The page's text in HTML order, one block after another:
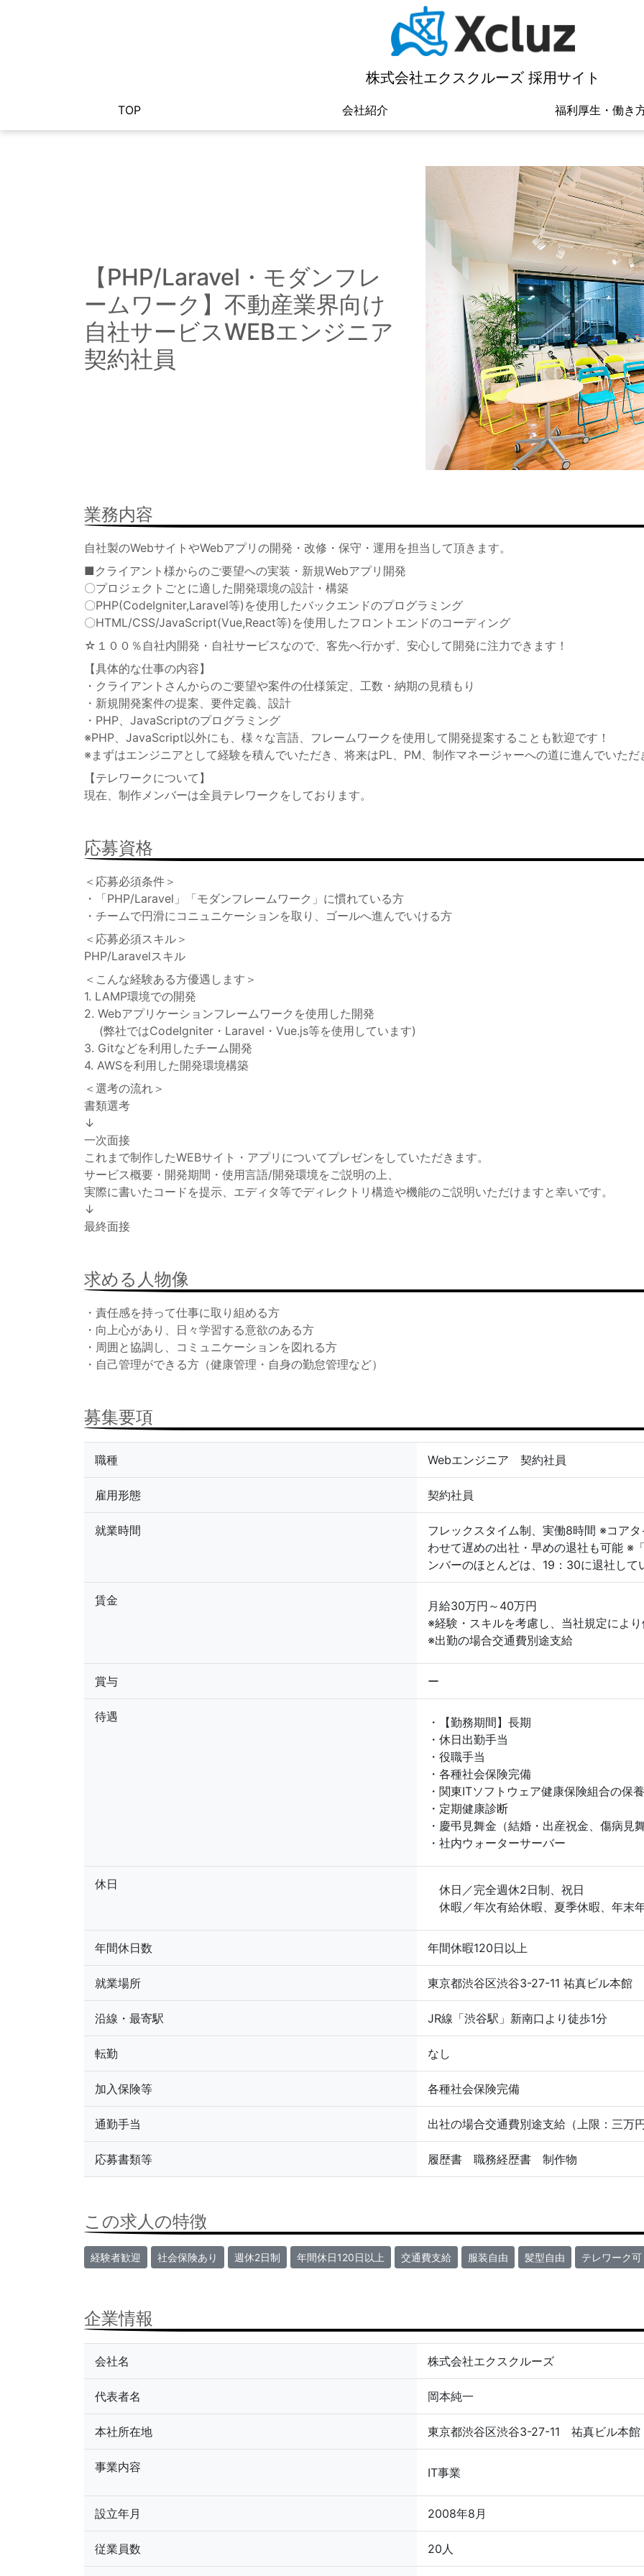
株式会社エクスクルーズ 採用サイト
TOP 会社紹介 福利厚生・働き
【PHP/Laravel・モダンフレ
ームワーク】不動産業界向け
自社サービスWEBエンジニア
契約社員
業務内容
自社製のWebサイトやWebアプリの開発・改修・保守・運用を担当して頂きます。
■クライアント様からのご要望への実装・新規Webアプリ開発
〇プロジェクトごとに適した開発環境の設計・構築
〇PHP(CodeIgniter,Laravel等)を使用したバックエンドのプログラミング
〇HTML/CSS/JavaScript(Vue,React等)を使用したフロントエンドのコーディング
☆１００％自社内開発・自社サービスなので、客先へ行かず、安心して開発に注力できます！
【具体的な仕事の内容】
・クライアントさんからのご要望や案件の仕様策定、工数・納期の見積もり
・新規開発案件の提案、要件定義、設計
・PHP、JavaScriptのプログラミング
※PHP、JavaScript以外にも、様々な言語、フレームワークを使用して開発提案することも歓迎です！
※まずはエンジニアとして経験を積んでいただき、将来はPL、PM、制作マネージャーへの道に進んでいただ
【テレワークについて】
現在、制作メンバーは全員テレワークをしております。
応募資格
＜応募必須条件＞
・「PHP/Laravel」「モダンフレームワーク」に慣れている方
・チームで円滑にコニュニケーションを取り、ゴールへ進んでいける方
＜応募必須スキル＞
PHP/Laravelスキル
＜こんな経験ある方優遇します＞
1. LAMP環境での開発
2. Webアプリケーションフレームワークを使用した開発
(弊社ではCodeIgniter・Laravel・Vue.js等を使用しています)
3. Gitなどを利用したチーム開発
4. AWSを利用した開発環境構築
＜選考の流れ＞
書類選考
↓
一次面接
これまで制作したWEBサイト・アプリについてプレゼンをしていただきます。
サービス概要・開発期間・使用言語/開発環境をご説明の上、
実際に書いたコードを提示、エディタ等でディレクトリ構造や機能のご説明いただけますと幸いです。
↓
最終面接
求める人物像
・責任感を持って仕事に取り組める方
・向上心があり、日々学習する意欲のある方
・周囲と協調し、コミュニケーションを図れる方
・自己管理ができる方（健康管理・自身の勤怠管理など）
募集要項
職種 Webエンジニア 契約社員
雇用形態 契約社員
就業時間
フレックスタイム制、実働8時間 ※コア
わせて遅めの出社・早めの退社も可能 ※
ンバーのほとんどは、19：30に退社して
賃金
月給30万円～40万円
※経験・スキルを考慮し、当社規定によ
※出勤の場合交通費別途支給
賞与 ー
待遇
・【勤務期間】長期
・休日出勤手当
・役職手当
・各種社会保険完備
・関東ITソフトウェア健康保険組合の保
・定期健康診断
・慶弔見舞金（結婚・出産祝金、傷病見
・社内ウォーターサーバー
休日
休日／完全週休2日制、祝日
休暇／年次有給休暇、夏季休暇、年末
年間休日数 年間休暇120日以上
就業場所 東京都渋谷区渋谷3-27-11 祐真ビル本館
沿線・最寄駅 JR線「渋谷駅」新南口より徒歩1分
転勤 なし
加入保険等 各種社会保険完備
通勤手当 出社の場合交通費別途支給（上限：三万
応募書類等 履歴書 職務経歴書 制作物
この求人の特徴
経験者歓迎 社会保険あり 週休2日制 年間休日120日以上 交通費支給 服装自由 髪型自由 テレワーク可
企業情報
会社名 株式会社エクスクルーズ
代表者名 岡本純一
本社所在地 東京都渋谷区渋谷3-27-11 祐真ビル本
事業内容 IT事業
設立年月 2008年8月
従業員数 20人